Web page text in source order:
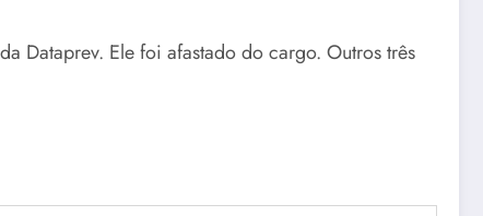
Dataprev. Ele foi afastado do cargo. Outros três